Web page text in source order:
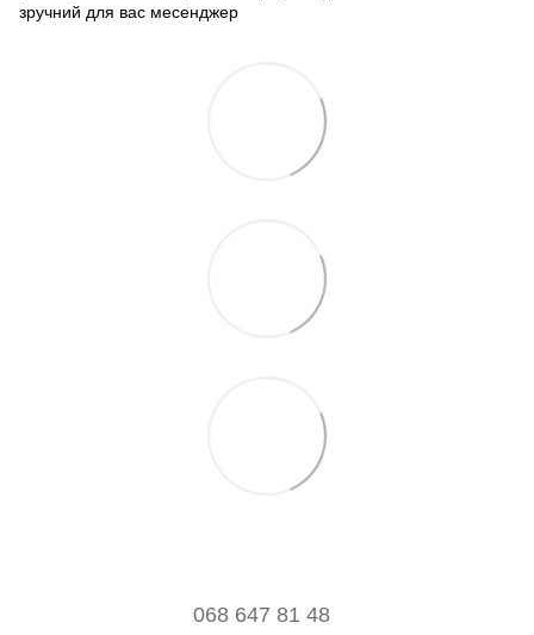
зручний для вас месенджер
068 647 81 48